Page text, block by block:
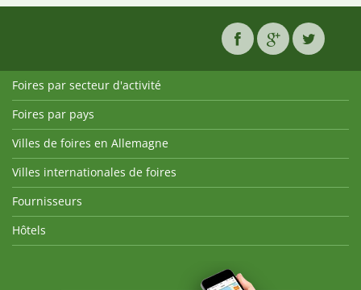
Foires par secteur d'activité
Foires par pays
Villes de foires en Allemagne
Villes internationales de foires
Fournisseurs
Hôtels